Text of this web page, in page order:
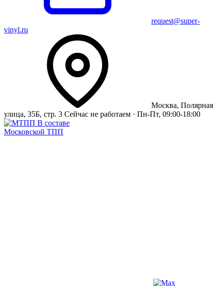
request@super-
vinyl.ru
Москва, Полярная
улица, 35Б, стр. 3 Сейчас не работаем · Пн-Пт, 09:00-18:00
В составе
Московской ТПП